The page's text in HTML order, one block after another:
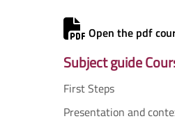
Open the pdf
Subject guide
First Steps
Presentation and